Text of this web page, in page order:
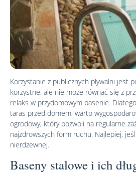
Korzystanie z publicznych pływalni jest
korzystne, ale nie może równać się z
relaks w przydomowym basenie.
taras przed domem, warto
ogrodowy, który pozwoli na regularne
najzdrowszych form ruchu. Najlepiej,
nierdzewnej.
Baseny stalowe i ich